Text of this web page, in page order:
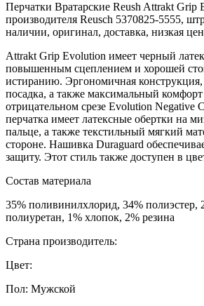
Перчатки Вратарские Reush Attrakt Grip
производителя Reusch 5370825-5555,
наличии, оригинал, доставка, низкая
Attrakt Grip Evolution имеет черный
повышенным сцеплением и хорошей
истиранию. Эргономичная конструкция,
посадка, а также максимальный
отрицательном срезе Evolution Negative
перчатка имеет латексные обертки на
пальце, а также текстильный мягкий
стороне. Нашивка Duraguard
защиту. Этот стиль также доступен в
Состав материала
35% поливинилхлорид, 34% полиэстер,
полиуретан, 1% хлопок, 2% резина
Страна производитель:
Цвет:
Пол: Мужской